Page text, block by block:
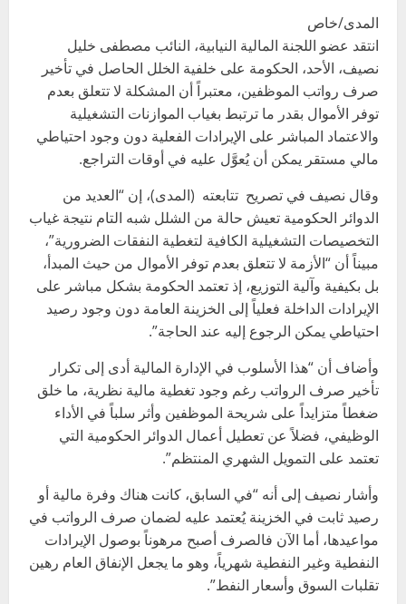
المدى/خاص
انتقد عضو اللجنة المالية النيابية، النائب مصطفى خليل
نصيف، الأحد، الحكومة على خلفية الخلل الحاصل في تأخير
صرف رواتب الموظفين، معتبراً أن المشكلة لا تتعلق بعدم
توفر الأموال بقدر ما ترتبط بغياب الموازنات التشغيلية
والاعتماد المباشر على الإيرادات الفعلية دون وجود احتياطي
مالي مستقر يمكن أن يُعوَّل عليه في أوقات التراجع.
وقال نصيف في تصريح تتابعته (المدى)، إن “العديد من
الدوائر الحكومية تعيش حالة من الشلل شبه التام نتيجة غياب
التخصيصات التشغيلية الكافية لتغطية النفقات الضرورية”،
مبيناً أن “الأزمة لا تتعلق بعدم توفر الأموال من حيث المبدأ،
بل بكيفية وآلية التوزيع، إذ تعتمد الحكومة بشكل مباشر على
الإيرادات الداخلة فعلياً إلى الخزينة العامة دون وجود رصيد
احتياطي يمكن الرجوع إليه عند الحاجة”.
وأضاف أن “هذا الأسلوب في الإدارة المالية أدى إلى تكرار
تأخير صرف الرواتب رغم وجود تغطية مالية نظرية، ما خلق
ضغطاً متزايداً على شريحة الموظفين وأثر سلباً في الأداء
الوظيفي، فضلاً عن تعطيل أعمال الدوائر الحكومية التي
تعتمد على التمويل الشهري المنتظم”.
وأشار نصيف إلى أنه “في السابق، كانت هناك وفرة مالية أو
رصيد ثابت في الخزينة يُعتمد عليه لضمان صرف الرواتب في
مواعيدها، أما الآن فالصرف أصبح مرهوناً بوصول الإيرادات
النفطية وغير النفطية شهرياً، وهو ما يجعل الإنفاق العام رهين
تقلبات السوق وأسعار النفط”.